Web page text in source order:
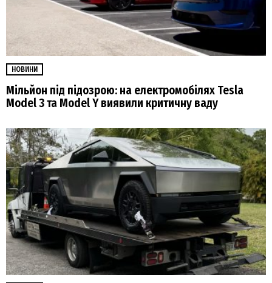
НОВИНИ
Мільйон під підозрою: на електромобілях Tesla
Model 3 та Model Y виявили критичну ваду